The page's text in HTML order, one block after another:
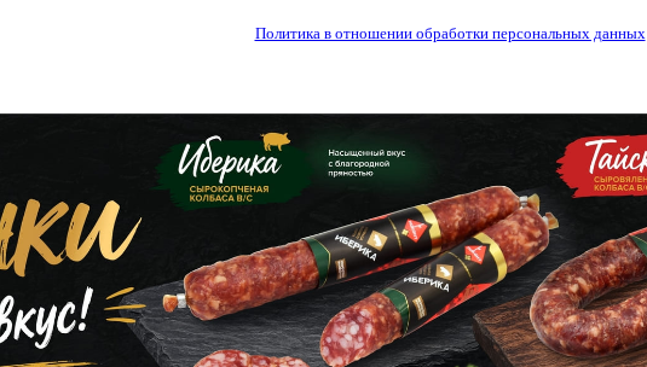
Политика в отношении обработки персональных данных